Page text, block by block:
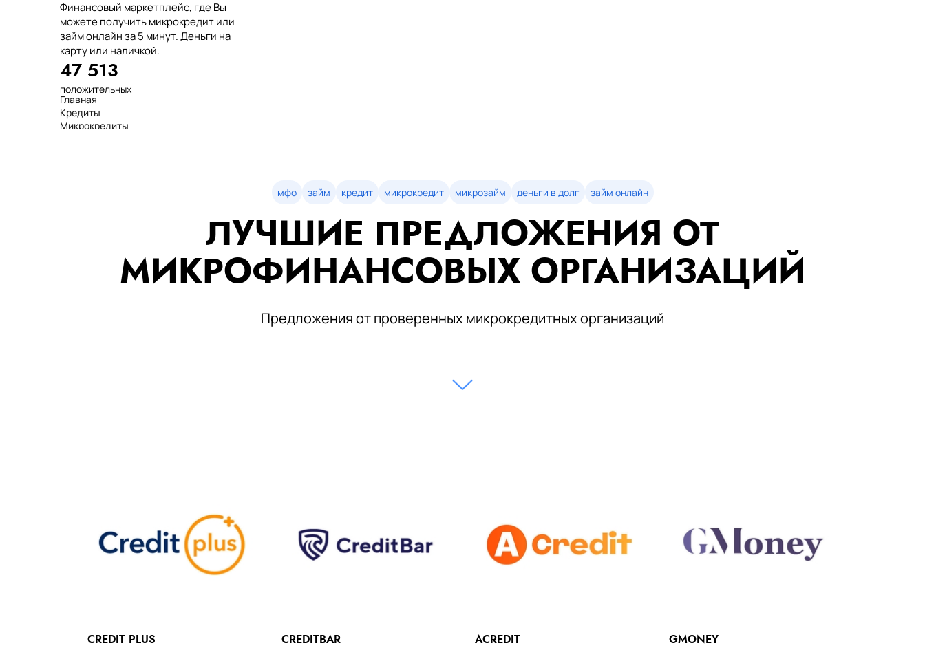
Финансовый маркетплейс, где Вы
можете получить микрокредит или
займ онлайн за 5 минут. Деньги на
карту или наличкой.
47 513
положительных
отзывов
тенге выдано
нашим клиентам
7 минут
Главная
Кредиты
Микрокредиты
мфо займ кредит микрокредит микрозайм деньги в долг займ онлайн
ЛУЧШИЕ ПРЕДЛОЖЕНИЯ ОТ
МИКРОФИНАНСОВЫХ ОРГАНИЗАЦИЙ
Предложения от проверенных микрокредитных организаций
CREDIT PLUS CREDITBAR ACREDIT GMONEY